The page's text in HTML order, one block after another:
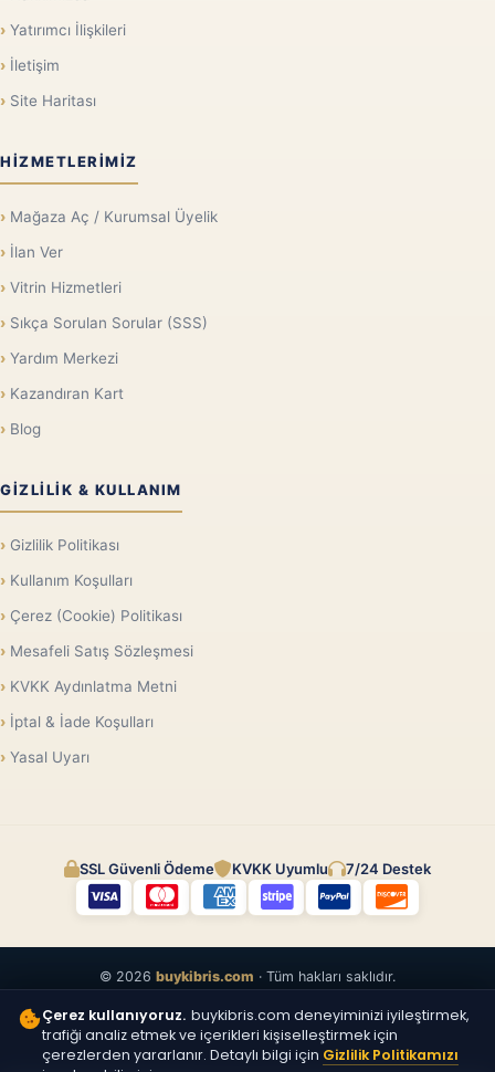
Yatırımcı İlişkileri
İletişim
Site Haritası
HIZMETLERIMIZ
Mağaza Aç / Kurumsal Üyelik
İlan Ver
Vitrin Hizmetleri
Sıkça Sorulan Sorular (SSS)
Yardım Merkezi
Kazandıran Kart
Blog
GIZLILIK & KULLANIM
Gizlilik Politikası
Kullanım Koşulları
Çerez (Cookie) Politikası
Mesafeli Satış Sözleşmesi
KVKK Aydınlatma Metni
İptal & İade Koşulları
Yasal Uyarı
SSL Güvenli Ödeme KVKK Uyumlu 7/24 Destek
© 2026 buykibris.com · Tüm hakları saklıdır.
Çerez kullanıyoruz. buykibris.com deneyiminizi iyileştirmek,
trafiği analiz etmek ve içerikleri kişiselleştirmek için
çerezlerden yararlanır. Detaylı bilgi için Gizlilik Politikamızı